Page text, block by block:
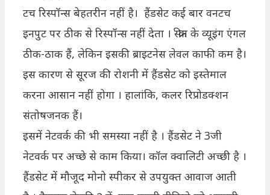
टच रिस्पॉन्स बेहतरीन नहीं है। हैंडसेट कई बार वनटच
इनपुट पर ठीक से रिस्पॉन्स नहीं देता । स्क्रीन के व्यूइंग एंगल
ठीक-ठाक हैं, लेकिन इसकी ब्राइटनेस लेवल काफी कम है।
इस कारण से सूरज की रोशनी में हैंडसेट को इस्तेमाल
करना आसान नहीं होगा । हालांकि, कलर रिप्रोडक्शन
संतोषजनक हैं।
इसमें नेटवर्क की भी समस्या नहीं है । हैंडसेट ने 3जी
नेटवर्क पर अच्छे से काम किया। कॉल क्वालिटी अच्छी है ।
हैंडसेट में मौजूद मोनो स्पीकर से उपयुक्त आवाज आती